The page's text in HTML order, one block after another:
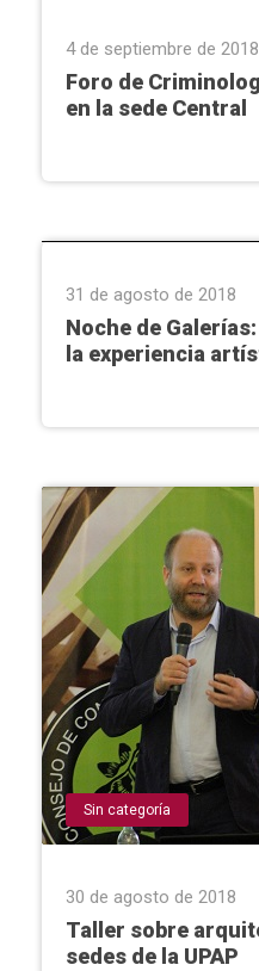
4 de septiembre de 2018
Foro de
en la sede Central
31 de agosto de 2018
Noche de
la experiencia
Sin categoría
30 de agosto de 2018
Taller sobre
sedes de la UPAP